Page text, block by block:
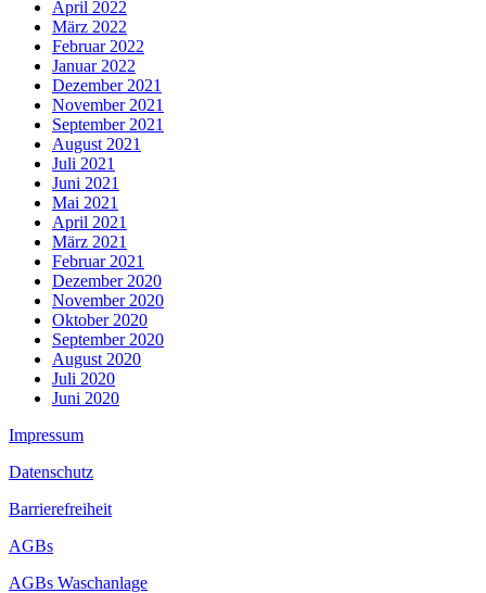
April 2022
März 2022
Februar 2022
Januar 2022
Dezember 2021
November 2021
September 2021
August 2021
Juli 2021
Juni 2021
Mai 2021
April 2021
März 2021
Februar 2021
Dezember 2020
November 2020
Oktober 2020
September 2020
August 2020
Juli 2020
Juni 2020
Impressum
Datenschutz
Barrierefreiheit
AGBs
AGBs Waschanlage